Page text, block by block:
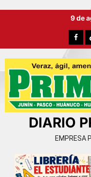
9 de
DIARIO
EMPRESA